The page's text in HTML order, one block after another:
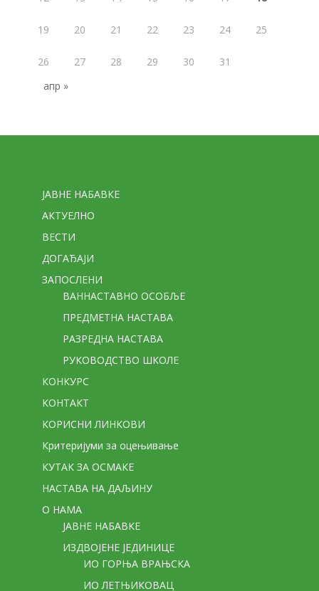
19 20 21 22 23 24 25
26 27 28 29 30
31
апр »
ЈАВНЕ НАБАВКЕ
АКТУЕЛНО
ВЕСТИ
ДОГАЂАЈИ
ЗАПОСЛЕНИ
ВАННАСТАВНО ОСОБЉЕ
ПРЕДМЕТНА НАСТАВА
РАЗРЕДНА НАСТАВА
РУКОВОДСТВО ШКОЛЕ
КОНКУРС
КОНТАКТ
КОРИСНИ ЛИНКОВИ
Критеријуми за оцењивање
КУТАК ЗА ОСМАКЕ
НАСТАВА НА ДАЉИНУ
О НАМА
ЈАВНЕ НАБАВКЕ
ИЗДВОЈЕНЕ ЈЕДИНИЦЕ
ИО ГОРЊА ВРАЊСКА
ИО ЛЕТЊИКОВАЦ